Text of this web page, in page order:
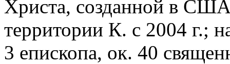
Христа, созданной в
территории К. с 2004 г.;
3 епископа, ок. 40